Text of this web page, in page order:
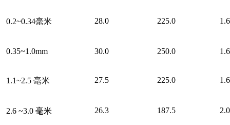
0.2~0.34毫米 28.0 225.0 1.6
0.35~1.0mm 30.0 250.0 1.6
1.1~2.5 毫米 27.5 225.0 1.6
2.6 ~3.0 毫米 26.3 187.5 2.0